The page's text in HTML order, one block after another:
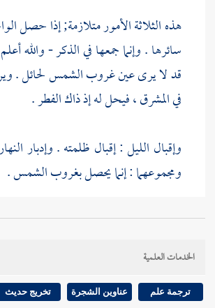
هذه الثلاثة الأمور متلازمة; إذا حصل
سائرها . وإنما جمعها في الذكر - والله
قد لا يرى عين غروب الشمس لحائل .
في المشرق ، فيحل له إذ ذاك الفطر .
وإقبال الليل : إقبال ظلمته . وإدبار
ومجموعهما : إنما يحصل بغروب الشمس .
وقوله : ( فقد أفطر الصائم ) ; يحتمل
دخل في
وقت الظهر . وأشهر : دخل في الشهر .
دخل فيهما . أعني : الموضعين . وعلى هذا
الخدمات العلمية
ترجمة علم عناوين الشجرة تخريج حديث